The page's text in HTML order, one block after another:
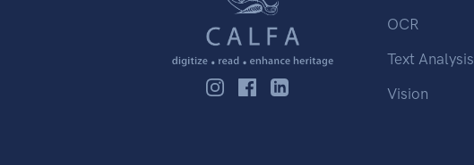
OCR
Text Analysis
Vision